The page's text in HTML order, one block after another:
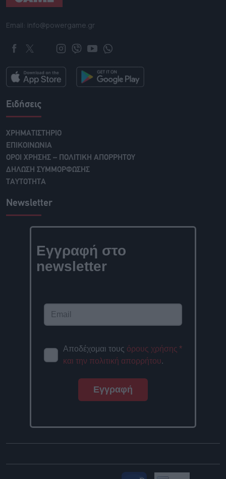
Email: info@powergame.gr
Ειδήσεις
ΧΡΗΜΑΤΙΣΤΗΡΙΟ
ΕΠΙΚΟΙΝΩΝΙΑ
ΟΡΟΙ ΧΡΗΣΗΣ – ΠΟΛΙΤΙΚΗ ΑΠΟΡΡΗΤΟΥ
ΔΗΛΩΣΗ ΣΥΜΜΟΡΦΩΣΗΣ
ΤΑΥΤΟΤΗΤΑ
Newsletter
Εγγραφή στο
newsletter
Αποδέχομαι τους όρους χρήσης
και την πολιτική απορρήτου.
*
Εγγραφή